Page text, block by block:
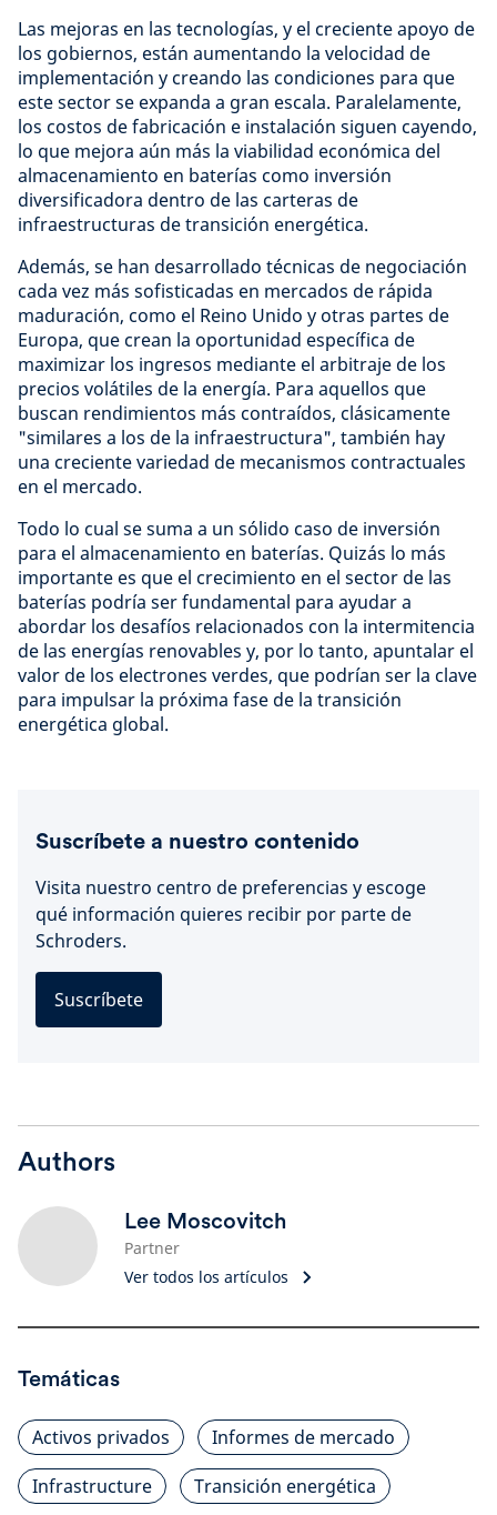
Las mejoras en las tecnologías, y el creciente apoyo de
los gobiernos, están aumentando la velocidad de
implementación y creando las condiciones para que
este sector se expanda a gran escala. Paralelamente,
los costos de fabricación e instalación siguen cayendo,
lo que mejora aún más la viabilidad económica del
almacenamiento en baterías como inversión
diversificadora dentro de las carteras de
infraestructuras de transición energética.
Además, se han desarrollado técnicas de negociación
cada vez más sofisticadas en mercados de rápida
maduración, como el Reino Unido y otras partes de
Europa, que crean la oportunidad específica de
maximizar los ingresos mediante el arbitraje de los
precios volátiles de la energía. Para aquellos que
buscan rendimientos más contraídos, clásicamente
"similares a los de la infraestructura", también hay
una creciente variedad de mecanismos contractuales
en el mercado.
Todo lo cual se suma a un sólido caso de inversión
para el almacenamiento en baterías. Quizás lo más
importante es que el crecimiento en el sector de las
baterías podría ser fundamental para ayudar a
abordar los desafíos relacionados con la intermitencia
de las energías renovables y, por lo tanto, apuntalar el
valor de los electrones verdes, que podrían ser la clave
para impulsar la próxima fase de la transición
energética global.
Suscríbete a nuestro contenido
Visita nuestro centro de preferencias y escoge
qué información quieres recibir por parte de
Schroders.
Suscríbete
Authors
Lee Moscovitch
Partner
Ver todos los artículos
Temáticas
Activos privados
Informes de mercado
Infrastructure
Transición energética